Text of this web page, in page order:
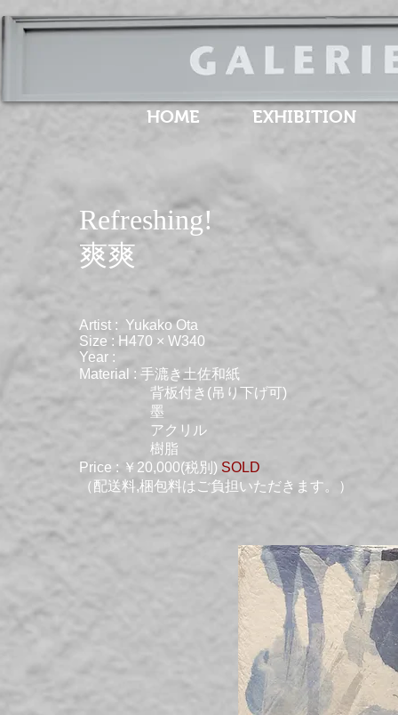
HOME EXHIBITION
​Refreshing!
​爽爽
Artist : Yukako Ota
Size : H470 × W340
Year :
Material : 手漉き土佐和紙
背板付き(吊り下げ可)
墨
アクリル
樹脂
Price : ￥20,000(税別) SOLD
（配送料,梱包料はご負担いただきます。）